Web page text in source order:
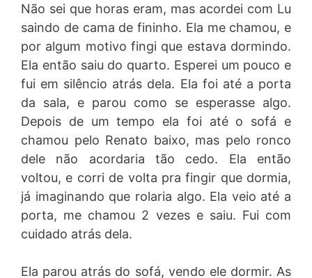
Não sei que horas eram, mas acordei com Lu
saindo de cama de fininho. Ela me chamou, e
por algum motivo fingi que estava dormindo.
Ela então saiu do quarto. Esperei um pouco e
fui em silêncio atrás dela. Ela foi até a porta
da sala, e parou como se esperasse algo.
Depois de um tempo ela foi até o sofá e
chamou pelo Renato baixo, mas pelo ronco
dele não acordaria tão cedo. Ela então
voltou, e corri de volta pra fingir que dormia,
já imaginando que rolaria algo. Ela veio até a
porta, me chamou 2 vezes e saiu. Fui com
cuidado atrás dela.
Ela parou atrás do sofá, vendo ele dormir. As